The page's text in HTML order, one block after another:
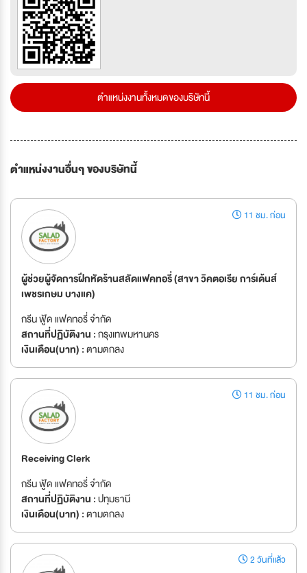
ตำแหน่งงานทั้งหมดของบริษัทนี้
ตำแหน่งงานอื่นๆ ของบริษัทนี้
11 ชม. ก่อน
ผู้ช่วยผู้จัดการฝึกหัดร้านสลัดแฟคทอรี่ (สาขา วิคตอเรีย การ์เด้นส์
เพชรเกษม บางแค)
กรีน ฟู้ด แฟคทอรี่ จำกัด
สถานที่ปฏิบัติงาน :กรุงเทพมหานคร
เงินเดือน(บาท) :ตามตกลง
11 ชม. ก่อน
Receiving Clerk
กรีน ฟู้ด แฟคทอรี่ จำกัด
สถานที่ปฏิบัติงาน :ปทุมธานี
เงินเดือน(บาท) :ตามตกลง
2 วันที่แล้ว